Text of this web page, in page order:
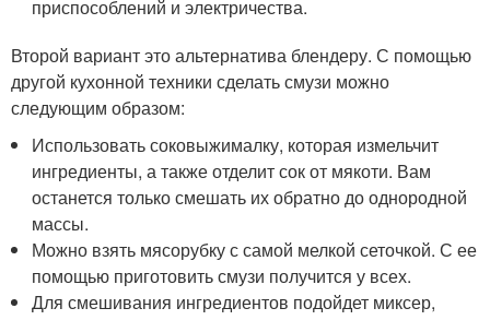
приспособлений и электричества.
Второй вариант это альтернатива блендеру. С помощью
другой кухонной техники сделать смузи можно
следующим образом:
Использовать соковыжималку, которая измельчит
ингредиенты, а также отделит сок от мякоти. Вам
останется только смешать их обратно до однородной
массы.
Можно взять мясорубку с самой мелкой сеточкой. С ее
помощью приготовить смузи получится у всех.
Для смешивания ингредиентов подойдет миксер,